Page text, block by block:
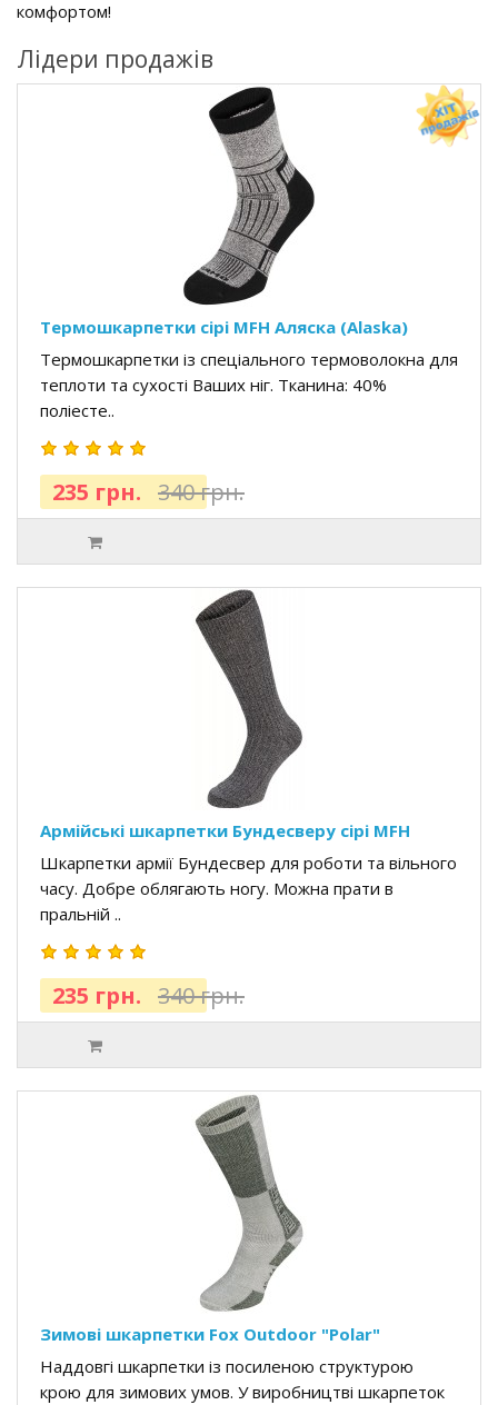
комфортом!
Лідери продажів
Термошкарпетки сірі MFH Аляска (Alaska)
Термошкарпетки із спеціального термоволокна для
теплоти та сухості Ваших ніг. Тканина: 40%
поліесте..
235 грн. 340 грн.
Армійські шкарпетки Бундесверу сірі MFH
Шкарпетки армії Бундесвер для роботи та вільного
часу. Добре облягають ногу. Можна прати в
пральній ..
235 грн. 340 грн.
Зимові шкарпетки Fox Outdoor "Polar"
Наддовгі шкарпетки із посиленою структурою
крою для зимових умов. У виробництві шкарпеток